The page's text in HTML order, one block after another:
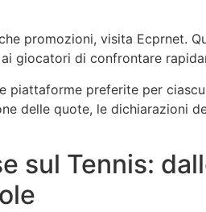
promozioni, visita Ecprnet.
giocatori di confrontare
piattaforme preferite per
delle quote, le dichiarazioni
sul Tennis: